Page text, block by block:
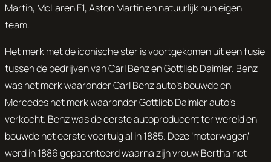
Martin, McLaren F1, Aston Martin en natuurlijk hun eigen
team.
Het merk met de iconische ster is voortgekomen uit een fusie
tussen de bedrijven van Carl Benz en Gottlieb Daimler. Benz
was het merk waaronder Carl Benz auto’s bouwde en
Mercedes het merk waaronder Gottlieb Daimler auto’s
verkocht. Benz was de eerste autoproducent ter wereld en
bouwde het eerste voertuig al in 1885. Deze ‘motorwagen’
werd in 1886 gepatenteerd waarna zijn vrouw Bertha het